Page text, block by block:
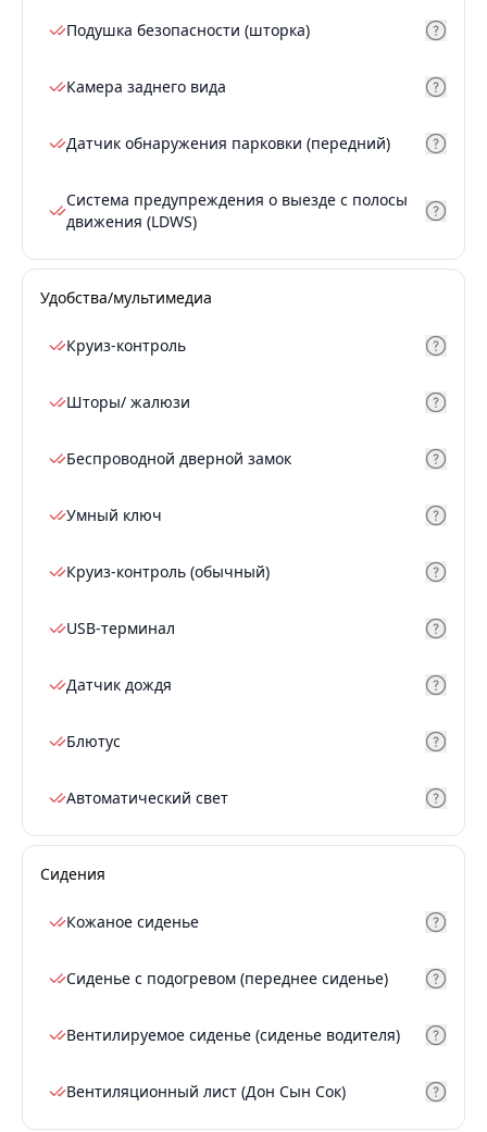
Подушка безопасности (шторка)
Камера заднего вида
Датчик обнаружения парковки (передний)
Система предупреждения о выезде с полосы
движения (LDWS)
Удобства/мультимедиа
Круиз-контроль
Шторы/ жалюзи
Беспроводной дверной замок
Умный ключ
Круиз-контроль (обычный)
USB-терминал
Датчик дождя
Блютус
Автоматический свет
Сидения
Кожаное сиденье
Сиденье с подогревом (переднее сиденье)
Вентилируемое сиденье (сиденье водителя)
Вентиляционный лист (Дон Сын Сок)